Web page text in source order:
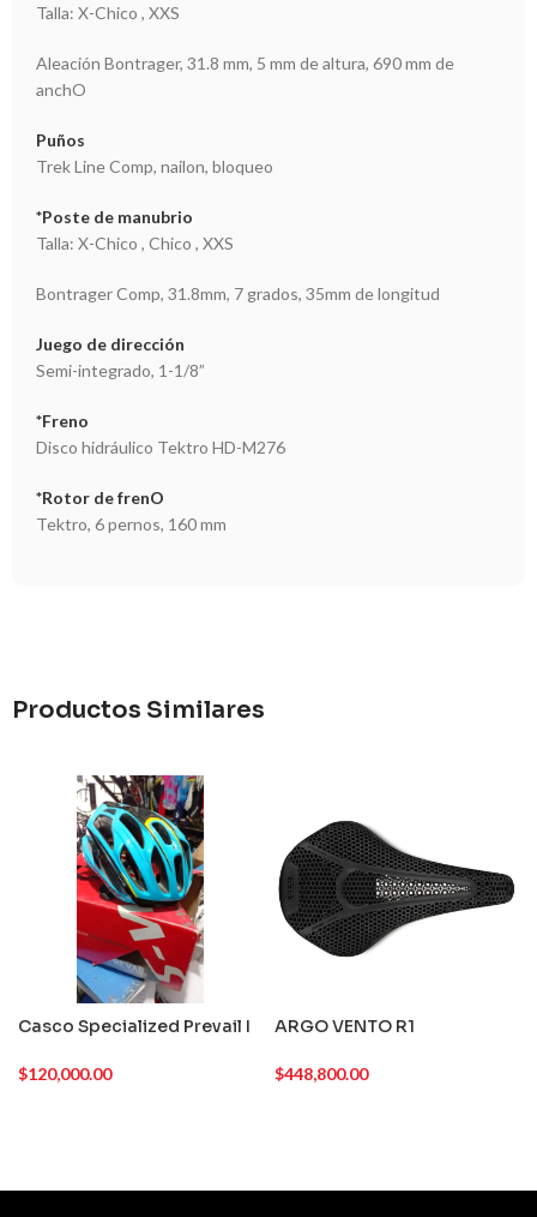
Talla: X-Chico , XXS
Aleación Bontrager, 31.8 mm, 5 mm de altura, 690 mm de
anchO
Puños
Trek Line Comp, nailon, bloqueo
*Poste de manubrio
Talla: X-Chico , Chico , XXS
Bontrager Comp, 31.8mm, 7 grados, 35mm de longitud
Juego de dirección
Semi-integrado, 1-1/8”
*Freno
Disco hidráulico Tektro HD-M276
*Rotor de frenO
Tektro, 6 pernos, 160 mm
Productos Similares
Casco Specialized Prevail I
$120,000.00
ARGO VENTO R1
$448,800.00